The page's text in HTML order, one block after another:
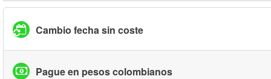
Cambio fecha sin coste
Pague en pesos colombianos